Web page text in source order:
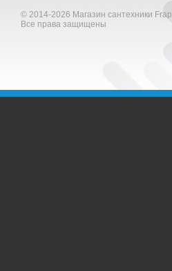
© 2014-2026 Магазин сантехники Frap
Все права защищены